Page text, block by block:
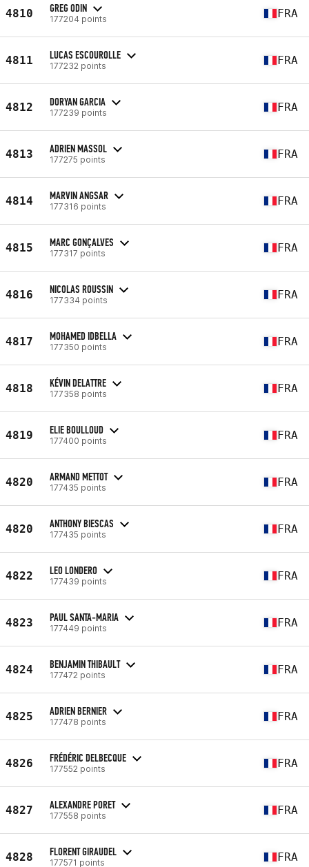
4810 GREG ODIN
177204 points FRA
4811 LUCAS ESCOUROLLE
177232 points FRA
4812 DORYAN GARCIA
177239 points FRA
4813 ADRIEN MASSOL
177275 points FRA
4814 MARVIN ANGSAR
177316 points FRA
4815 MARC GONÇALVES
177317 points FRA
4816 NICOLAS ROUSSIN
177334 points FRA
4817 MOHAMED IDBELLA
177350 points FRA
4818 KÉVIN DELATTRE
177358 points FRA
4819 ELIE BOULLOUD
177400 points FRA
4820 ARMAND METTOT
177435 points FRA
4820 ANTHONY BIESCAS
177435 points FRA
4822 LEO LONDERO
177439 points FRA
4823 PAUL SANTA-MARIA
177449 points FRA
4824 BENJAMIN THIBAULT
177472 points FRA
4825 ADRIEN BERNIER
177478 points FRA
4826 FRÉDÉRIC DELBECQUE
177552 points FRA
4827 ALEXANDRE PORET
177558 points FRA
4828 FLORENT GIRAUDEL
177571 points FRA